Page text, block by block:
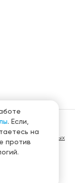
– 2026
персональных
публичной
. Если,
на
против